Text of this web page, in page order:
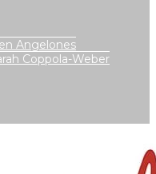
Angelones
Coppola-Weber